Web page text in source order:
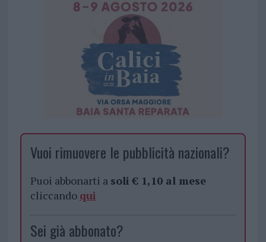
Vuoi rimuovere le pubblicità nazionali?
Puoi abbonarti a soli € 1,10 al mese
cliccando qui
Sei già abbonato?